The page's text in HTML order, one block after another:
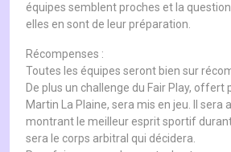
équipes semblent proches et la
elles en sont de leur préparation.
Récompenses :
Toutes les équipes seront bien sur
De plus un challenge du Fair Play, offert
Martin La Plaine, sera mis en jeu. Il sera
montrant le meilleur esprit sportif
sera le corps arbitral qui décidera.